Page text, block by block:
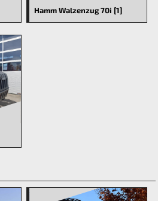
Hamm Walzenzug 70i [1]